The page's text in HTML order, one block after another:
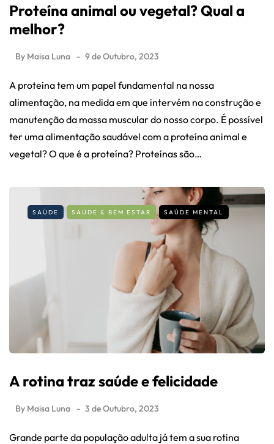
Proteína animal ou vegetal? Qual a
melhor?
By Maisa Luna 9 de Outubro, 2023
A proteína tem um papel fundamental na nossa
alimentação, na medida em que intervém na construção e
manutenção da massa muscular do nosso corpo. É possível
ter uma alimentação saudável com a proteína animal e
vegetal? O que é a proteína? Proteínas são…
SAÚDE SAÚDE & BEM ESTAR SAÚDE MENTAL
A rotina traz saúde e felicidade
By Maisa Luna 3 de Outubro, 2023
Grande parte da população adulta já tem a sua rotina